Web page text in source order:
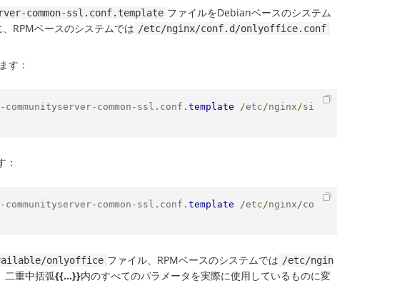
common-ssl.conf.template ファイルをDebianベースのシステム
、RPMベースのシステムでは /etc/nginx/conf.d/onlyoffice.conf
す：
- communityserver- common - ssl . conf . template /etc/nginx/si
：
- communityserver- common - ssl . conf . template /etc/nginx/co
onlyoffice ファイル、RPMベースのシステムでは /etc/ngin
二重中括弧{{...}}内のすべてのパラメータを実際に使用しているものに変